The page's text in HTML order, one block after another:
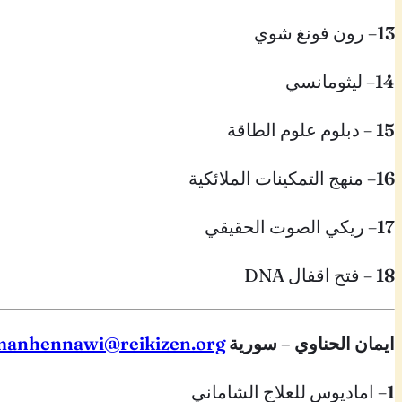
13– رون فونغ شوي
14– ليثومانسي
15 – دبلوم علوم الطاقة
16– منهج التمكينات الملائكية
17– ريكي الصوت الحقيقي
18 – فتح اقفال DNA
ايمان الحناوي – سورية
1– اماديوس للعلاج الشاماني